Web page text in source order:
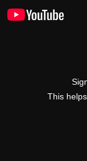
This